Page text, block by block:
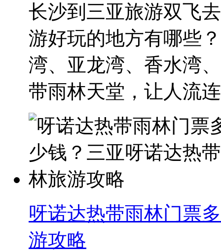
长沙到三亚旅游双飞
游好玩的地方有哪些
湾、亚龙湾、香水湾
带雨林天堂，让人流
呀诺达热带雨林门票
游攻略